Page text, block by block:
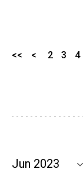
<< < 2 3 4